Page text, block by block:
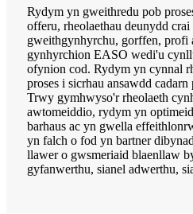
Rydym yn gweithredu pob
offeru, rheolaethau deunydd
gweithgynhyrchu, gorffen, profi
gynhyrchion EASO wedi'u
ofynion cod. Rydym yn cynnal
proses i sicrhau ansawdd
Trwy gymhwyso'r rheolaeth
awtomeiddio, rydym yn
barhaus ac yn gwella
yn falch o fod yn bartner
llawer o gwsmeriaid blaenllaw
gyfanwerthu, sianel adwerthu,